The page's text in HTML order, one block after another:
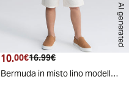
AI generated
Prezzo attuale
10.00€ Prezzo originale
16.99€
Bermuda in misto lino modello chino - Beige